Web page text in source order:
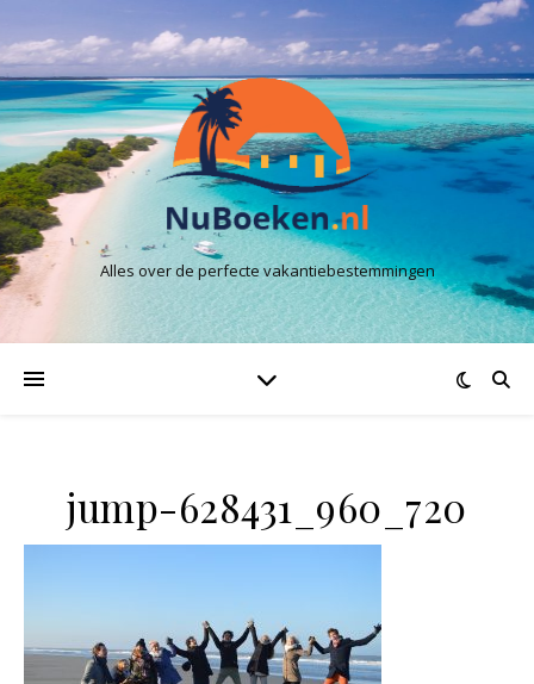
Alles over de perfecte vakantiebestemmingen
jump-628431_960_720